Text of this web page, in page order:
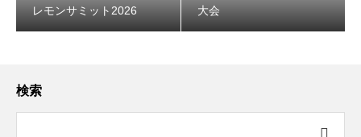
レモンサミット2026
大会
検索